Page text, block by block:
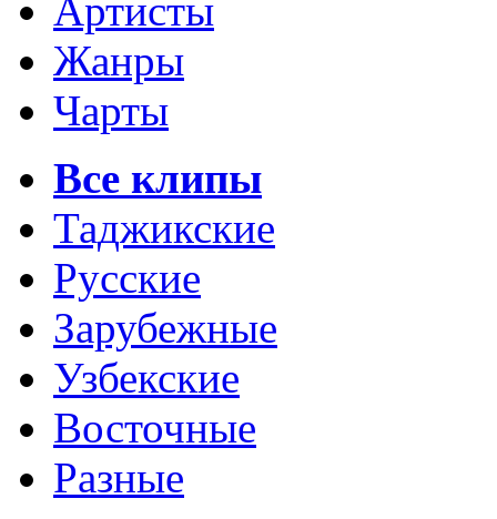
Артисты
Жанры
Чарты
Все клипы
Таджикские
Русские
Зарубежные
Узбекские
Восточные
Разные